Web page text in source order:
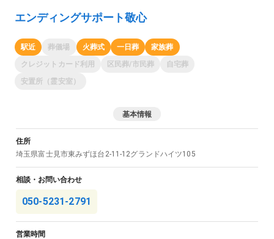
エンディングサポート敬心
駅近 葬儀場 火葬式 一日葬
家族葬
クレジットカード利用
区民葬/市民葬
自宅葬
安置所（霊安室）
基本情報
住所
埼玉県富士見市東みずほ台2-11-12グランドハイツ105
相談・お問い合わせ
050-5231-2791
営業時間